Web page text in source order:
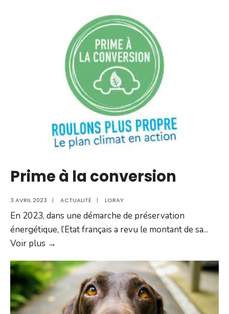
Questionnaire
Prime à la conversion
3 AVRIL 2023 | ACTUALITÉ | LORAY
En 2023, dans une démarche de préservation
énergétique, l’Etat français a revu le montant de sa...
Voir plus →
la
conversion